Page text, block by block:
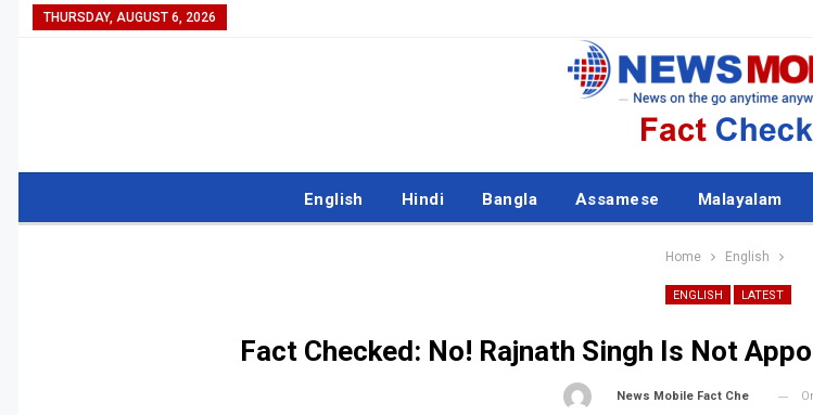
THURSDAY, AUGUST 6, 2026
English Hindi Bangla Assamese Malayalam
Home English
ENGLISH LATEST
Fact Checked: No! Rajnath Singh Is Not
News Mobile Fact Check Bureau